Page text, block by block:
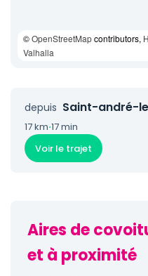
©OpenStreetMapcontributors,
Valhalla
depuis Saint-andré-
17 km·17 min
Voir le trajet
Aires de
et à proximité